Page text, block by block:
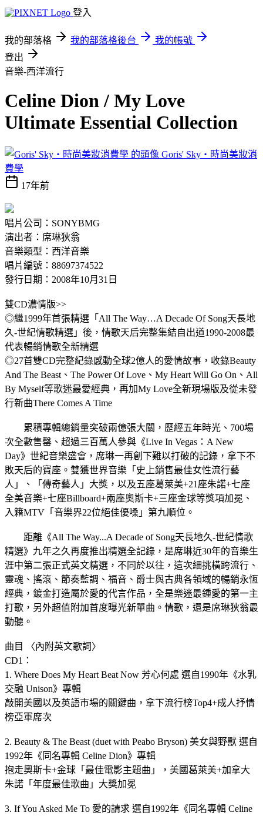
登入
我的部落格 我的部落格後台
我的帳號
登出
音樂-西洋流行
Celine Dion / My Love
Ultimate Essential Collection
Goris' Sky‧時尚美妝消
費學
17年前
唱片公司：SONYBMG
演出者：席琳狄翁
音樂類型：西洋音樂
唱片編號：88697374522
發行日期：2008年10月31日
雙CD濃情版>>
◎繼1999年首張精選「All The Way…A Decade Of Song天長地
久-世紀情歌精選」後，情歌天后完整集結自出道1990-2008最
代表暢銷情歌全新精選
◎27首雙CD完整紀錄感動全球2億人的愛情故事，收錄Beauty
And The Beast、The Power Of Love、My Heart Will Go On、All
By Myself等歌迷最愛經典，再加My Love全新現場版及從未發
行新曲There Comes A Time
累積專輯總銷量突破兩億張大關，歷經五年時光、700場
次全數售罄、超過三百萬人參與《Live In Vegas：A New
Day》世紀音樂盛會，席琳一再創下難以打破的記錄，拿下不
敗天后的寶座。雙獲世界音樂「史上銷售最佳女性流行藝
人」、「傳奇藝人」大獎，以及五座葛萊美+21座朱諾+七座
全美音樂+七座Billboard+兩座奧斯卡+三座金球等獎項加冕、
入籍MTV「音樂界22位絕佳優嗓」第九順位。
距離《All The Way...A Decade of Song天長地久-世紀情歌
精選》九年之久再度推出精選全記錄，是席琳近30年的音樂生
涯中第二張正式英文精選，不同於以往，這次細挑橫跨流行、
靈魂、搖滾、節奏藍調、福音、爵士與古典各領域的暢銷永恆
經典，鍍金打造屬於愛的代言作品，全是樂迷最鍾愛的第一主
打歌，另外超值附加首度曝光新單曲。情歌，還是席琳狄翁最
動聽。
曲目 〈內附英文歌詞〉
CD1：
1. Where Does My Heart Beat Now 芳心何處 選自1990年《水乳
交融 Unison》專輯
敲開美國以及英語市場的關鍵曲，拿下流行榜Top4+成人抒情
榜亞軍席次
2. Beauty & The Beast (duet with Peabo Bryson) 美女與野獸 選自
1992年《同名專輯 Celine Dion》專輯
抱走奧斯卡+金球「最佳電影主題曲」，美國葛萊美+加拿大
朱諾「年度最佳歌曲」大獎加冕
3. If You Asked Me To 愛的請求 選自1992年《同名專輯 Celine